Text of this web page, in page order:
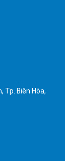
Tp. Biên Hòa,